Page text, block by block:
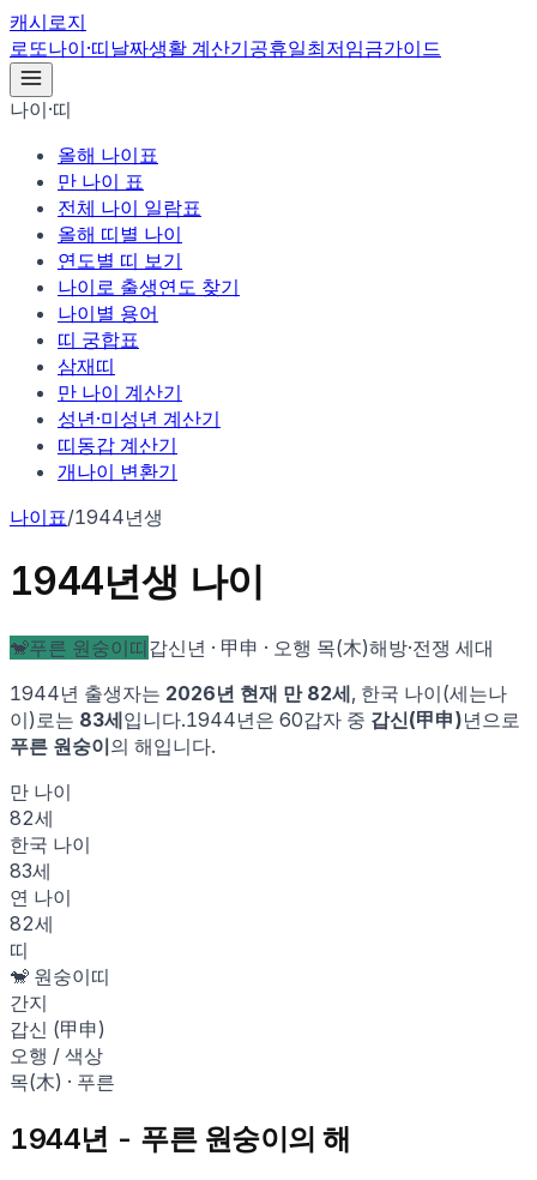
캐시로지
로또나이·띠날짜생활 계산기공휴일최저임금가이드
나이·띠
올해 나이표
만 나이 표
전체 나이 일람표
올해 띠별 나이
연도별 띠 보기
나이로 출생연도 찾기
나이별 용어
띠 궁합표
삼재띠
만 나이 계산기
성년·미성년 계산기
띠동갑 계산기
개나이 변환기
나이표/1944년생
1944년생 나이
🐒푸른 원숭이띠갑신 년 · 甲申 · 오행 목(木)해방·전쟁 세대
1944년 출생자는 2026년 현재 만 82세, 한국 나이(세는나
이)로는 83세입니다.1944년은 60갑자 중 갑신(甲申)년으로
푸른 원숭이의 해입니다.
만 나이
82세
한국 나이
83세
연 나이
82세
띠
🐒 원숭이띠
간지
갑신 (甲申)
오행 / 색상
목(木) · 푸른
1944년 - 푸른 원숭이 의 해